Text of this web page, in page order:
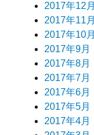
2017年12月
2017年11月
2017年10月
2017年9月
2017年8月
2017年7月
2017年6月
2017年5月
2017年4月